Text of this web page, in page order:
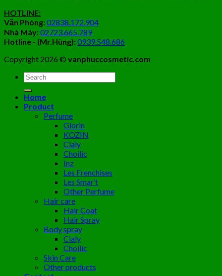
HOTLINE:
Văn Phòng:02838.172.904
Nhà Máy:02723.665.789
Hotline - (Mr.Hùng):0939.548.686
Copyright 2026 © vanphuccosmetic.com
Tìm
kiếm:
Home
Product
Perfume
Glorin
KOZIN
Cialy
Choilic
Inz
Les Frenchises
Les Smar’t
Other Perfume
Hair care
Hair Coat
Hair Spray
Body spray
Cialy
Choilic
Skin Care
Other products